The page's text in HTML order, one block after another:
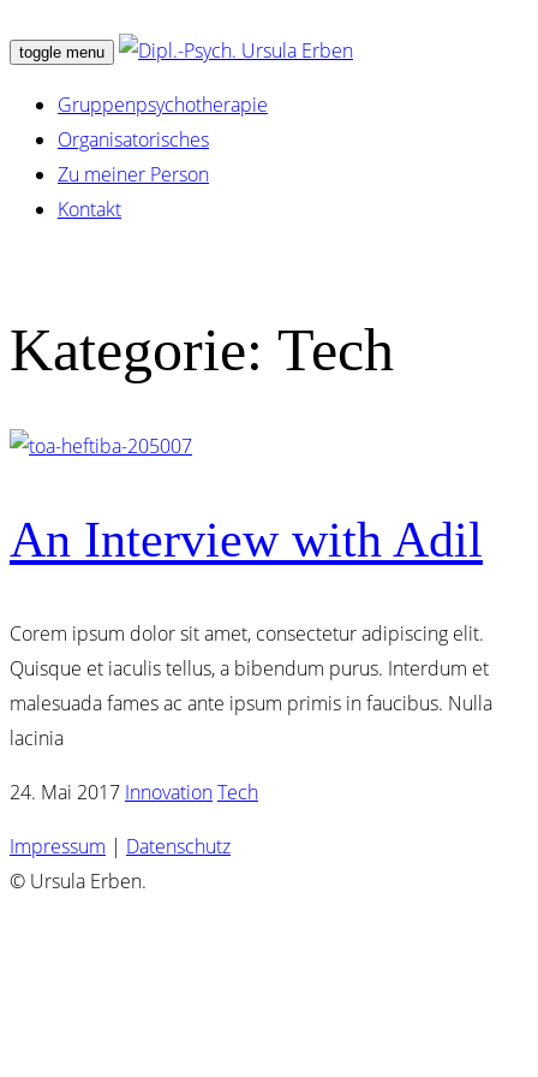
toggle menu
Gruppenpsychotherapie
Organisatorisches
Zu meiner Person
Kontakt
Kategorie: Tech
An Interview with Adil
Corem ipsum dolor sit amet, consectetur adipiscing elit.
Quisque et iaculis tellus, a bibendum purus. Interdum et
malesuada fames ac ante ipsum primis in faucibus. Nulla
lacinia
24. Mai 2017 InnovationTech
Impressum | Datenschutz
© Ursula Erben.